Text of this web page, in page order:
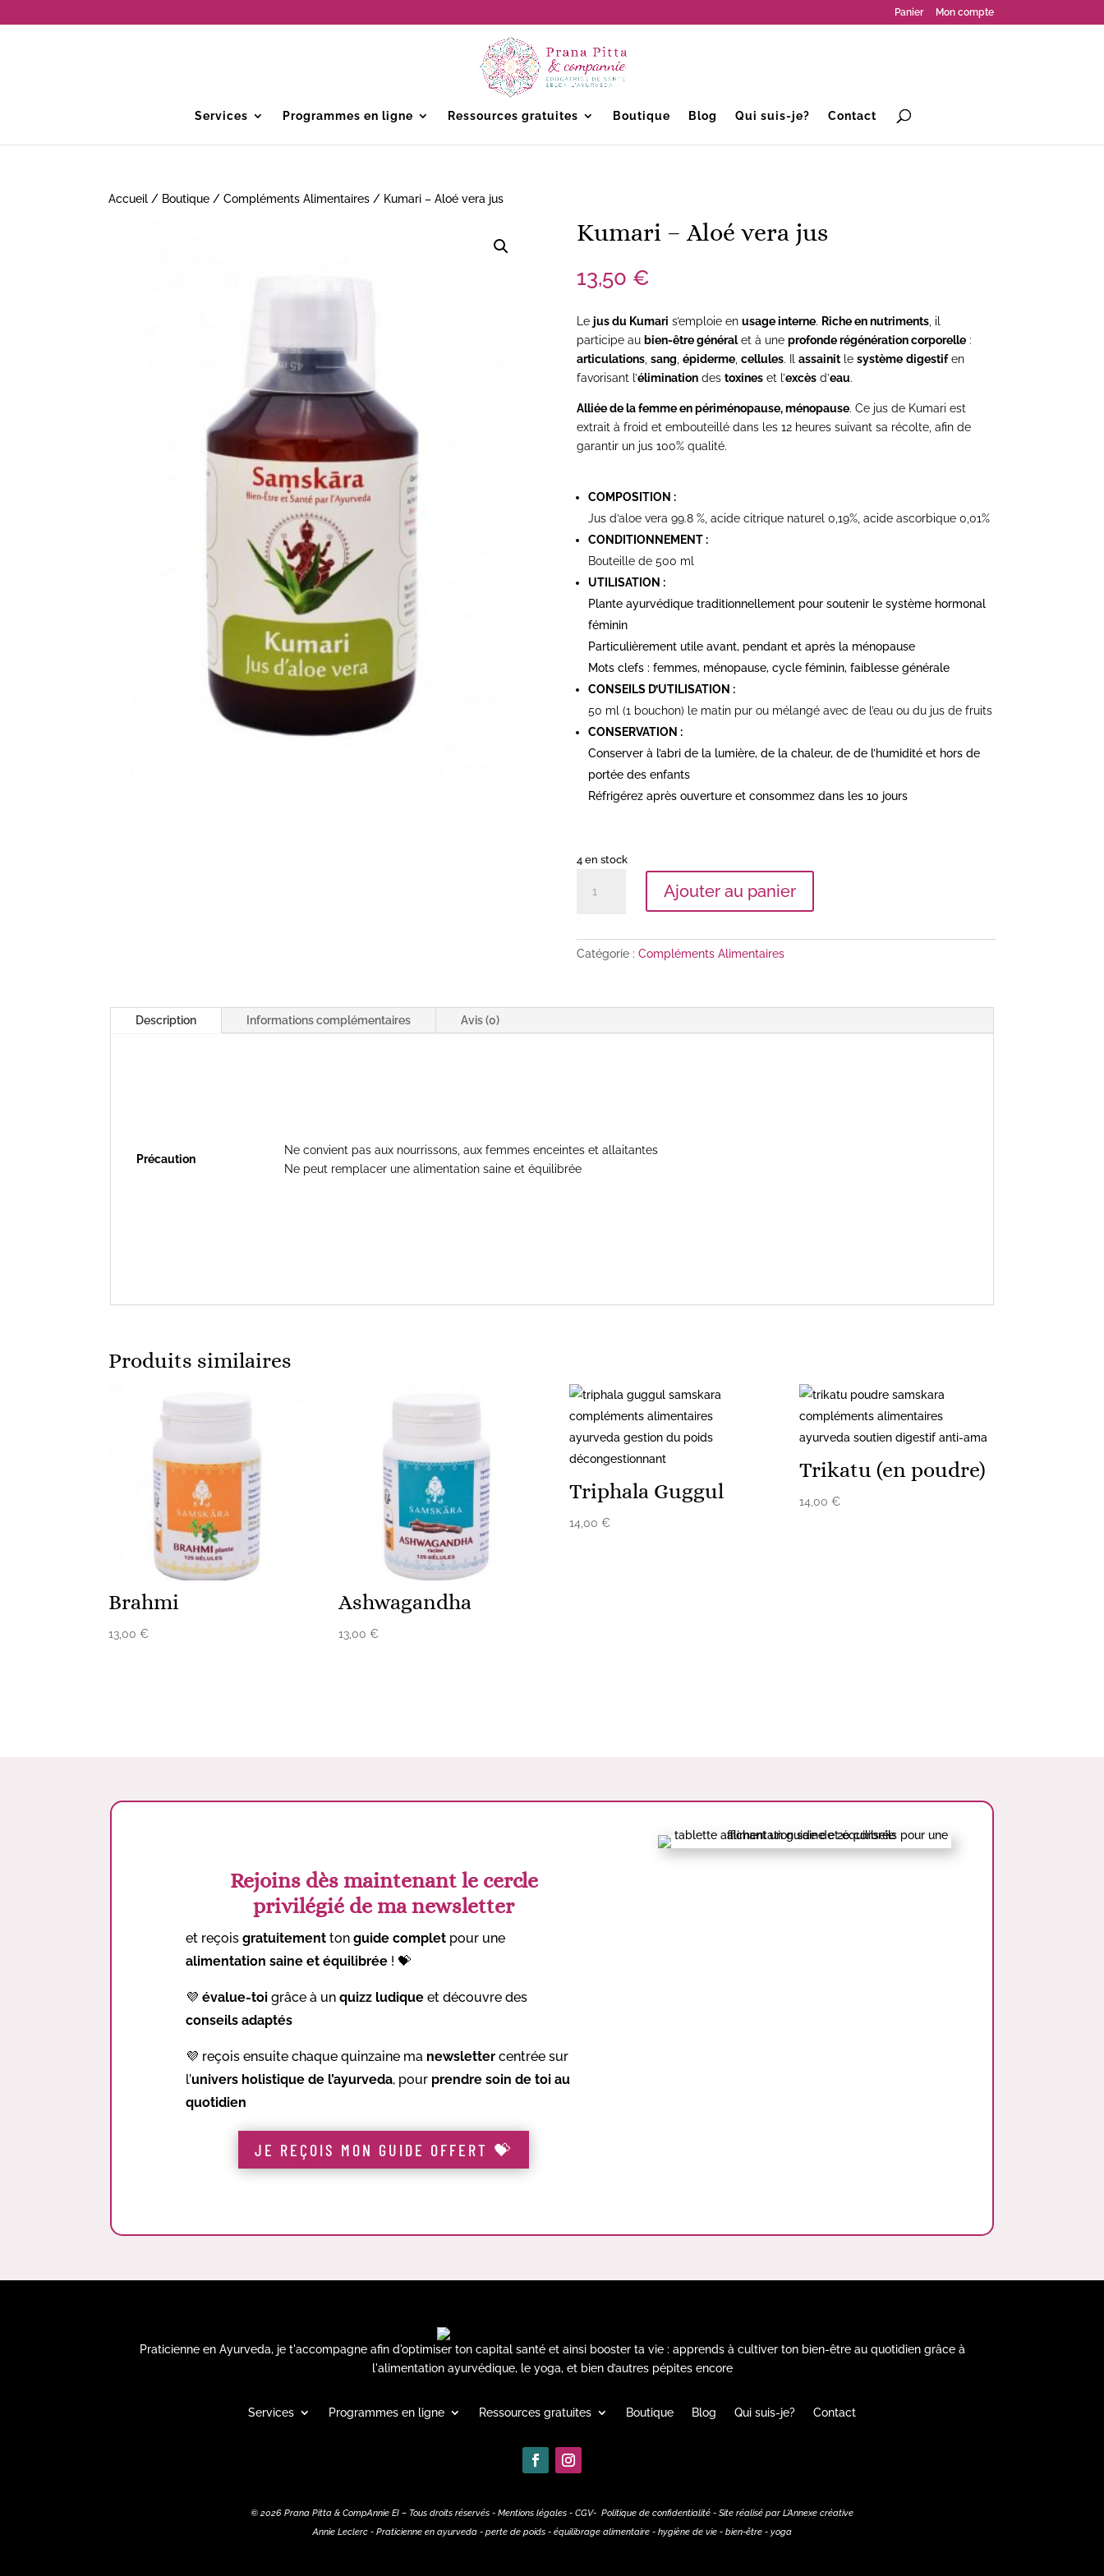
Panier Mon compte
Services Programmes en ligne Ressources gratuites Boutique Blog Qui suis-je? Contact
Accueil / Boutique / Compléments Alimentaires / Kumari – Aloé vera jus
Kumari – Aloé vera jus
13,50 €
Le jus du Kumari s’emploie en usage interne. Riche en nutriments, il
participe au bien-être généralet à une profonde régénération corporelle:
articulations, sang épiderme, cellules. assainitle système digestifen
favorisant l’éliminationdes toxineset l’excèsd’eau.
Alliée de la femme en périménopause, ménopause. Ce jus de Kumari est
extrait à froid et embouteillé dans les 12 heures suivant sa récolte, afin de
garantir un jus 100% qualité.
COMPOSITION :
Jus d’aloe vera 99.8 %, acide citrique naturel 0,19%, acide ascorbique 0,01%
CONDITIONNEMENT :
Bouteille de 500 ml
UTILISATION :
Plante ayurvédique traditionnellement pour soutenir le système hormonal
féminin
Particulièrement utile avant, pendant et après la ménopause
Mots clefs : femmes, ménopause, cycle féminin, faiblesse générale
CONSEILS D’UTILISATION :
50 ml (1 bouchon) le matin pur ou mélangé avec de l’eau ou du jus de fruits
CONSERVATION :
Conserver à l’abri de la lumière, de la chaleur, de de l’humidité et hors de
portée des enfants
Réfrigérez après ouverture et consommez dans les 10 jours
4 en stock
Aloé
Ajouter au panier
Catégorie : Compléments Alimentaires
Description Informations complémentaires Avis (0)
Précaution
Ne convient pas aux nourrissons, aux femmes enceintes et allaitantes
Ne peut remplacer une alimentation saine et équilibrée
Produits similaires
Brahmi
13,00 €
Ashwagandha
13,00€
Triphala Guggul
14,00 €
Trikatu (en poudre)
14,00 €
Rejoins dès maintenant le cercle
privilégié de ma newsletter
et reçoisgratuitement tonguide complet pour une
alimentation saine et équilibrée ! 💝
💜évalue-toi grâce à unquizz ludique et découvre des
conseils adaptés
💜 reçois ensuite chaque quinzaine ma newsletter centrée sur
l’univers holistique de l’ayurveda, pour prendre soin de toiau
quotidien
JE REÇOIS MON GUIDE OFFERT 💝
Praticienne en Ayurveda, je t'accompagne afin d'optimiser ton capital santé et ainsi booster ta vie : apprends à cultiver ton bien-être au quotidien grâce à
l'alimentation ayurvédique, le yoga, et bien d’autres pépites encore
Services Programmes en ligne Ressources gratuites Boutique Blog Qui suis-je? Contact
© 2026 Prana Pitta & CompAnnie EI – Tous droits réservés - Mentions légales - CGV- Politique de confidentialité - Site réalisé par L'Annexe créative
Annie Leclerc - Praticienne en ayurveda - perte de poids - équilibrage alimentaire - hygiène de vie - bien-être - yoga